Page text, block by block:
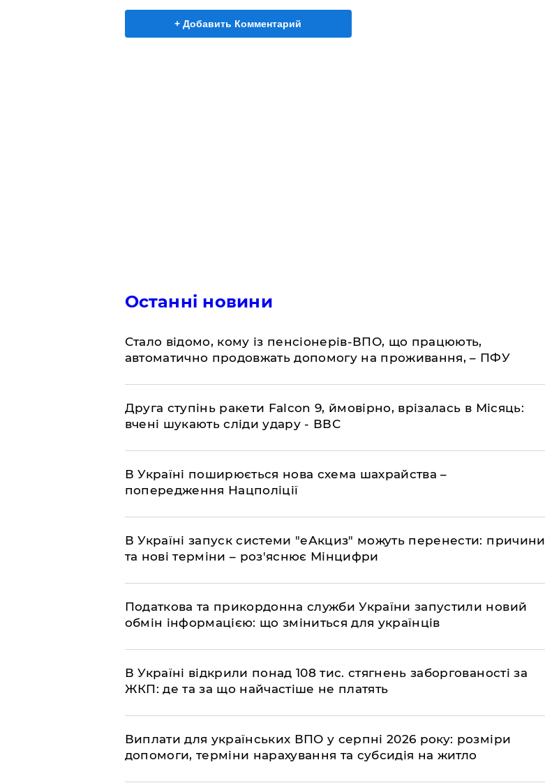
+ Добавить Комментарий
Останні новини
Стало відомо, кому із пенсіонерів-ВПО, що працюють,
автоматично продовжать допомогу на проживання, – ПФУ
​Друга ступінь ракети Falcon 9, ймовірно, врізалась в Місяць:
вчені шукають сліди удару - ВВС
В Україні поширюється нова схема шахрайства –
попередження Нацполіції
​В Україні запуск системи "еАкциз" можуть перенести: причини
та нові терміни – роз'яснює Мінцифри
Податкова та прикордонна служби України запустили новий
обмін інформацією: що зміниться для українців
В Україні відкрили понад 108 тис. стягнень заборгованості за
ЖКП: де та за що найчастіше не платять
Виплати для українських ВПО у серпні 2026 року: розміри
допомоги, терміни нарахування та субсидія на житло